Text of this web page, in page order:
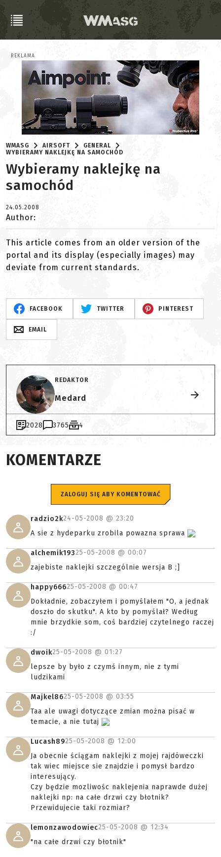
REKLAMA
WMASG AIRSOFT
GENERAL
WYBIERAMY NAKLEJKĘ NA SAMOCHÓD
Wybieramy naklejkę na
samochód
24.05.2008
Author:
This article comes from an older version of the
portal and its display (especially images) may
deviate from current standards.
FACEBOOK TWITTER PINTEREST
EMAIL
REDAKTOR
Medard
2028 3765 4
KOMENTARZE
ZALOGUJ SIĘ ABY KOMENTOWAĆ
radzio2k24-05-2008 @ 23:20
A sie z hydeparku zrobila powazna sprawa
alchemik19325-05-2008 @ 00:07
zajebiste naklejki szczególnie wersja B ;]
happy66625-05-2008 @ 00:47
Dokładnie, zobaczyłem i pomyślałem "O, a jednak
doszło do skutku". A kto by pomyślał? Według
mnie brzydkie som, coś bardziej czytelnego raczej
:/
dwoik25-05-2008 @ 01:27
lepsze by było z czymś innym, nie z tymi
ludzikami
Majkel8625-05-2008 @ 03:55
Taa ale uwagi dotyczące zmian można pisać w
temacie, a nie tutaj
Lucash8925-05-2008 @ 12:00
Ja obecnie ściągam naklejki z mojej rajdóweczki
tak wiec miejsce sie znajdzie i pomysł bardzo
interesujący.
Czy będzie mozliwośc naklejenia naprawde dużej
naklejki np: na całe drzwi czy błotnik?
Przewidujecie taki rozmiar?
lemonzawodowiec25-05-2008 @ 12:34
"na całe drzwi czy błotnik"